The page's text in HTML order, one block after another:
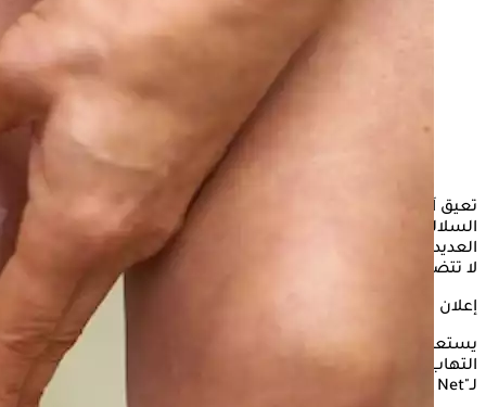
تعيق آلام
العديد من كبار السن، وتحد من الحركة وصعود
السلالم وحمل الأشيا الثقيلة، وتعيق الحياة اليومية، ولكن هناك
العديد من الوسائل الفعالة لعلاج التهاب المفاصل في الركبة والتي
لا تتضمن الأدوية.
إعلان
يستعرض "الكونسلتو" ف التقرير التالي، كيف يتم التخلص من
التهاب مفاصل الركبة، بالطرق السهلة والبسيطة وفقًا
لـ"Medicine Net"